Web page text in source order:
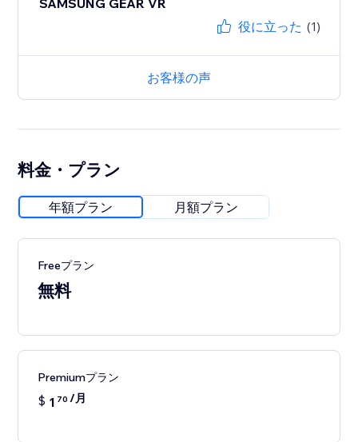
SAMSUNG GEAR VR
役に立った (1)
お客様の声
料金・プラン
年額プラン 月額プラン
Freeプラン
無料
Premiumプラン
$ 1 70 /月